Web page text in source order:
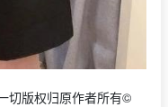
切版权归原作者所有©